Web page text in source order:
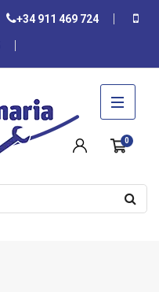
+34 911 469 724
0